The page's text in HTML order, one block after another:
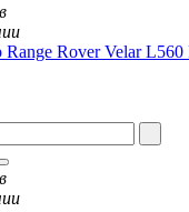
Range Rover Velar